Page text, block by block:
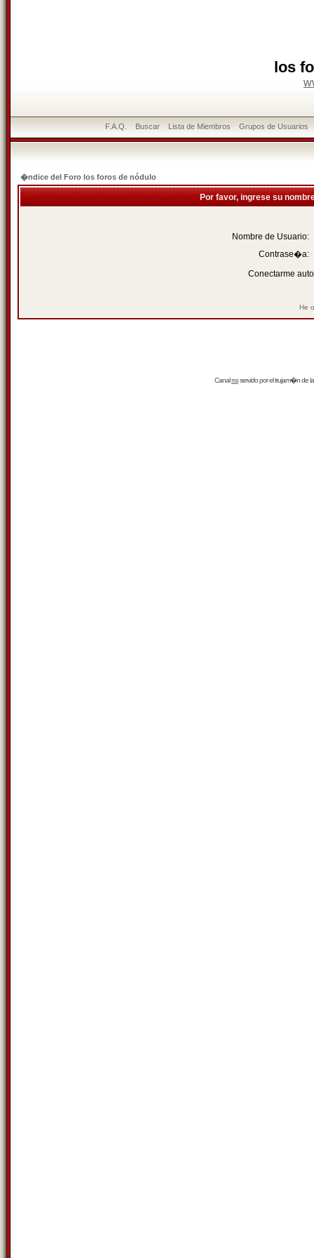
los
F.A.Q. Buscar Lista de Miembros Grupos de Usuarios
�ndice del Foro los foros de nódulo
Por favor, ingrese su
Nombre de Usuario:
Contrase�a:
Conectarme
He
Canalrssservido por eltrujam�nde